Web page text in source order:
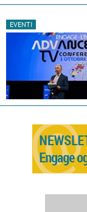
EVENTI